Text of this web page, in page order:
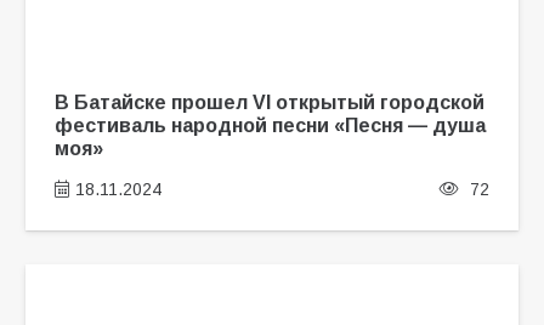
В Батайске прошел VI открытый городской
фестиваль народной песни «Песня — душа
моя»
18.11.2024 72